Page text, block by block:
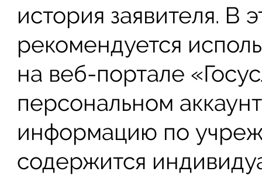
история заявителя. В
рекомендуется
на веб-портале
персональном
информацию по
содержится